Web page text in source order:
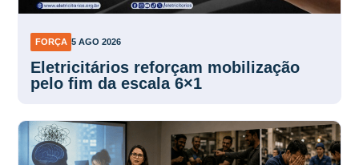
FORÇA 5 AGO 2026
Eletricitários reforçam mobilização
pelo fim da escala 6×1